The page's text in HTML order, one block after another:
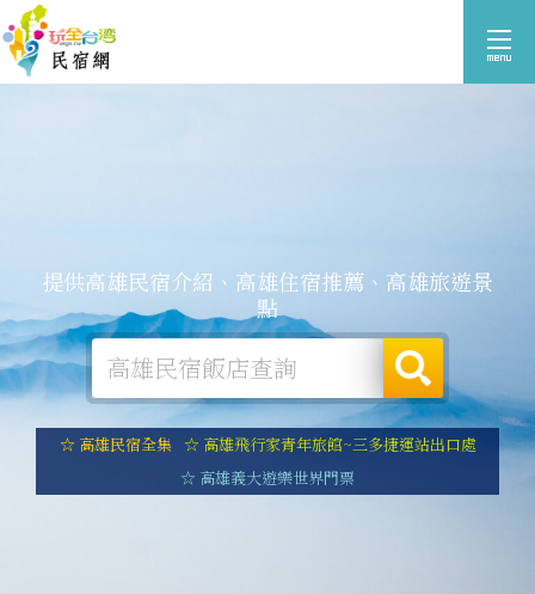
提供高雄民宿介紹、高雄住宿推薦、高雄旅遊景
點
☆ 高雄民宿全集
☆ 高雄飛行家青年旅館~三多捷運站出口處
☆ 高雄義大遊樂世界門票